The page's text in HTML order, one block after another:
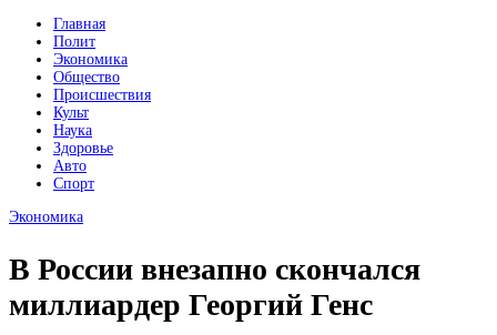
Главная
Полит
Экономика
Общество
Происшествия
Культ
Наука
Здоровье
Авто
Спорт
Экономика
В России внезапно скончался
миллиардер Георгий Генс